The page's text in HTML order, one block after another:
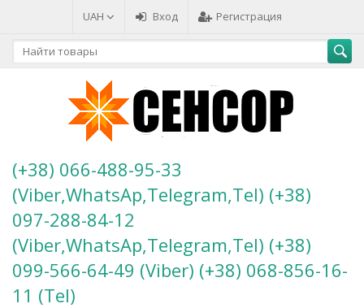
UAH Вход Регистрация
(+38) 066-488-95-33
(Viber,WhatsAp,Telegram,Tel) (+38)
097-288-84-12
(Viber,WhatsAp,Telegram,Tel) (+38)
099-566-64-49 (Viber) (+38) 068-856-16-
11 (Теl)